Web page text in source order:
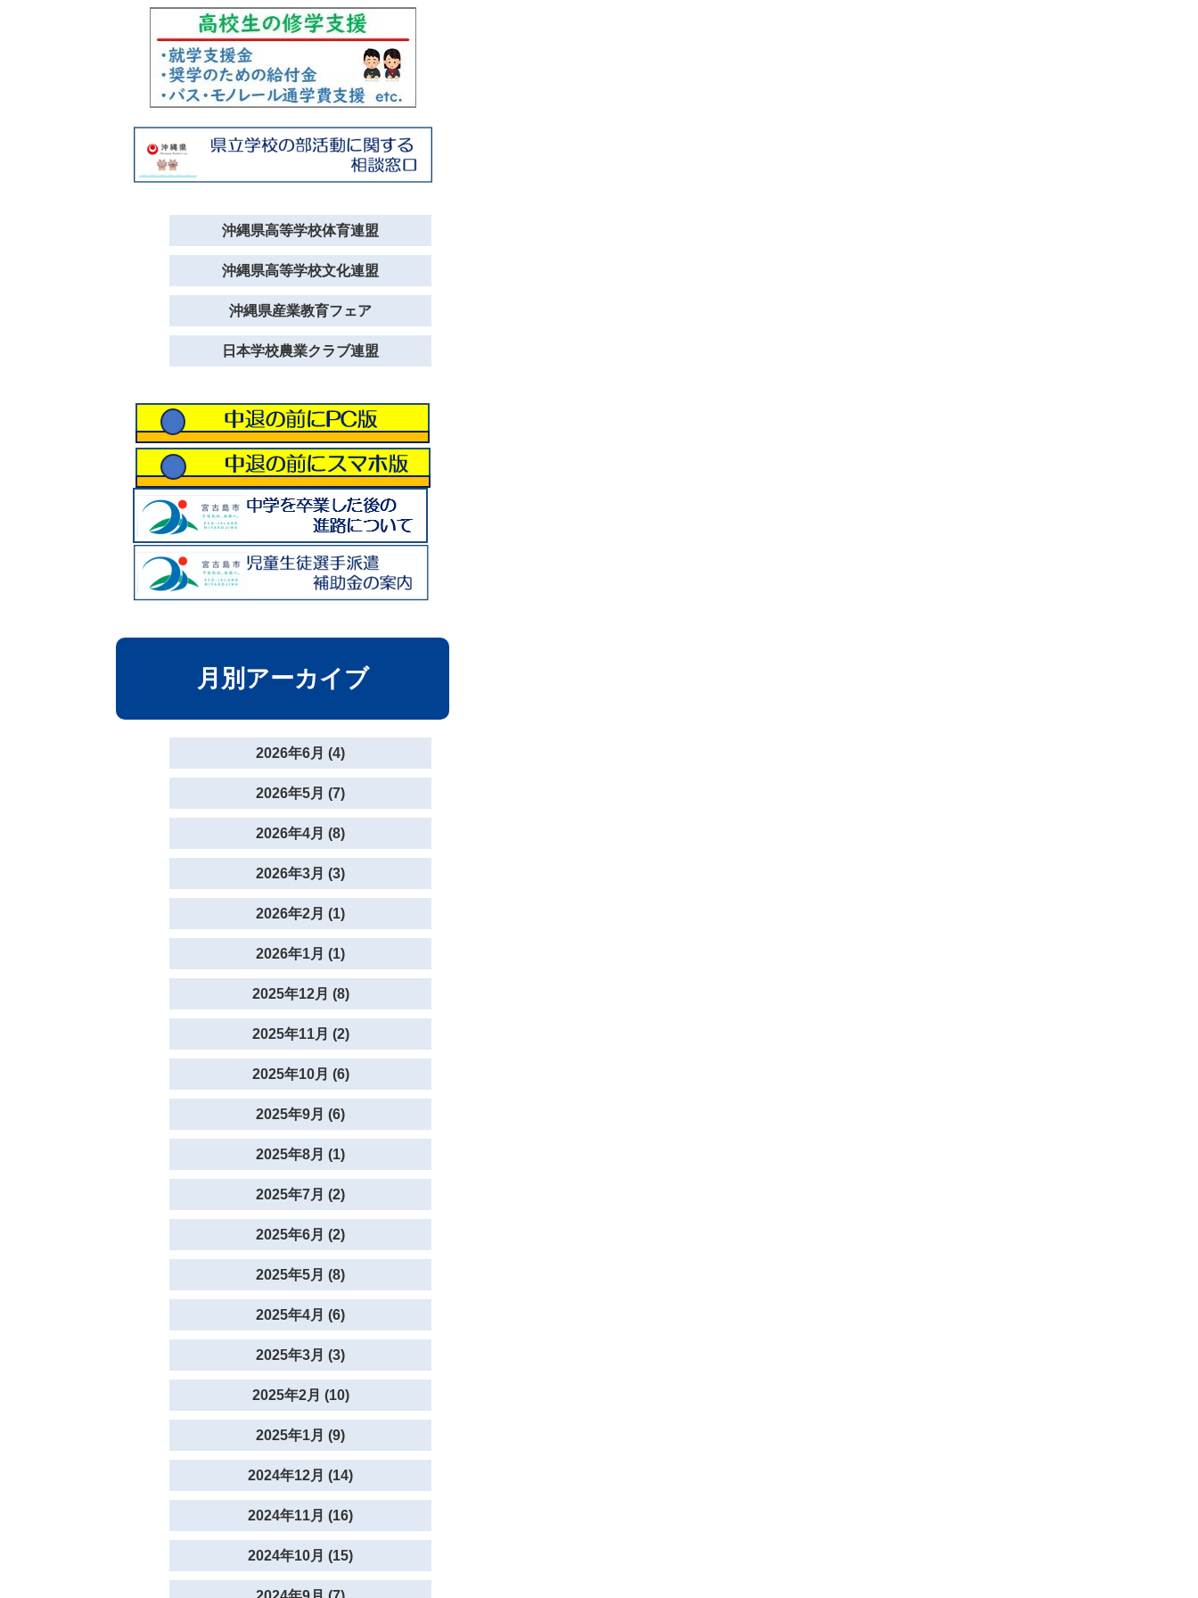
沖縄県高等学校体育連盟
沖縄県高等学校文化連盟
沖縄県産業教育フェア
日本学校農業クラブ連盟
月別アーカイブ
2026年6月 (4)
2026年5月 (7)
2026年4月 (8)
2026年3月 (3)
2026年2月 (1)
2026年1月 (1)
2025年12月 (8)
2025年11月 (2)
2025年10月 (6)
2025年9月 (6)
2025年8月 (1)
2025年7月 (2)
2025年6月 (2)
2025年5月 (8)
2025年4月 (6)
2025年3月 (3)
2025年2月 (10)
2025年1月 (9)
2024年12月 (14)
2024年11月 (16)
2024年10月 (15)